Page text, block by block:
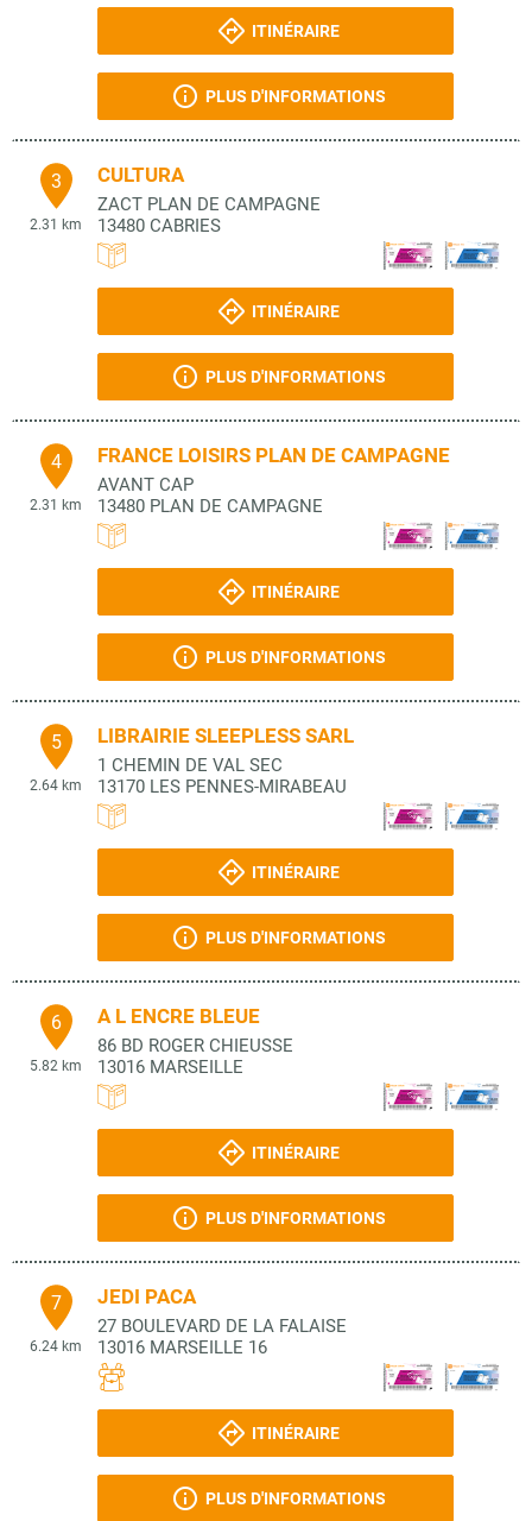
ITINÉRAIRE
PLUS D'INFORMATIONS
3
2.31 km
CULTURA
ZACT PLAN DE CAMPAGNE
13480 CABRIES
ITINÉRAIRE
PLUS D'INFORMATIONS
4
2.31 km
FRANCE LOISIRS PLAN DE CAMPAGNE
AVANT CAP
13480 PLAN DE CAMPAGNE
ITINÉRAIRE
PLUS D'INFORMATIONS
5
2.64 km
LIBRAIRIE SLEEPLESS SARL
1 CHEMIN DE VAL SEC
13170 LES PENNES-MIRABEAU
ITINÉRAIRE
PLUS D'INFORMATIONS
6
5.82 km
A L ENCRE BLEUE
86 BD ROGER CHIEUSSE
13016 MARSEILLE
ITINÉRAIRE
PLUS D'INFORMATIONS
7
6.24 km
JEDI PACA
27 BOULEVARD DE LA FALAISE
13016 MARSEILLE 16
ITINÉRAIRE
PLUS D'INFORMATIONS